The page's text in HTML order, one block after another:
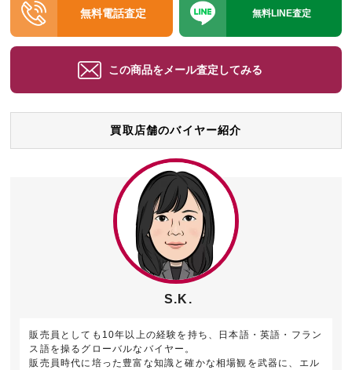
無料電話査定 無料LINE査定
この商品をメール査定してみる
買取店舗のバイヤー紹介
S.K.
販売員としても10年以上の経験を持ち、日本語・英語・フラン
ス語を操るグローバルなバイヤー。
販売員時代に培った豊富な知識と確かな相場観を武器に、エル